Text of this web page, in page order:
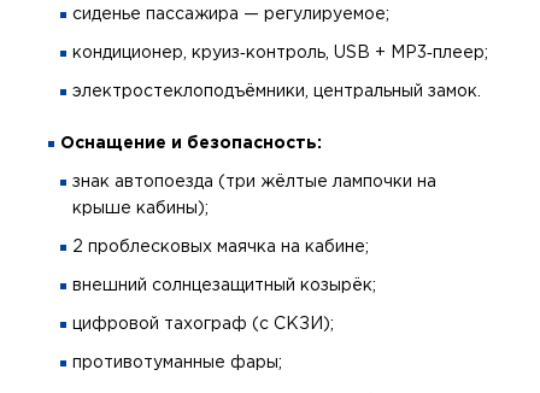
сиденье пассажира — регулируемое;
кондиционер, круиз‑контроль, USB + MP3‑плеер;
электростеклоподъёмники, центральный замок.
Оснащение и безопасность:
знак автопоезда (три жёлтые лампочки на
крыше кабины);
2 проблесковых маячка на кабине;
внешний солнцезащитный козырёк;
цифровой тахограф (с СКЗИ);
противотуманные фары;